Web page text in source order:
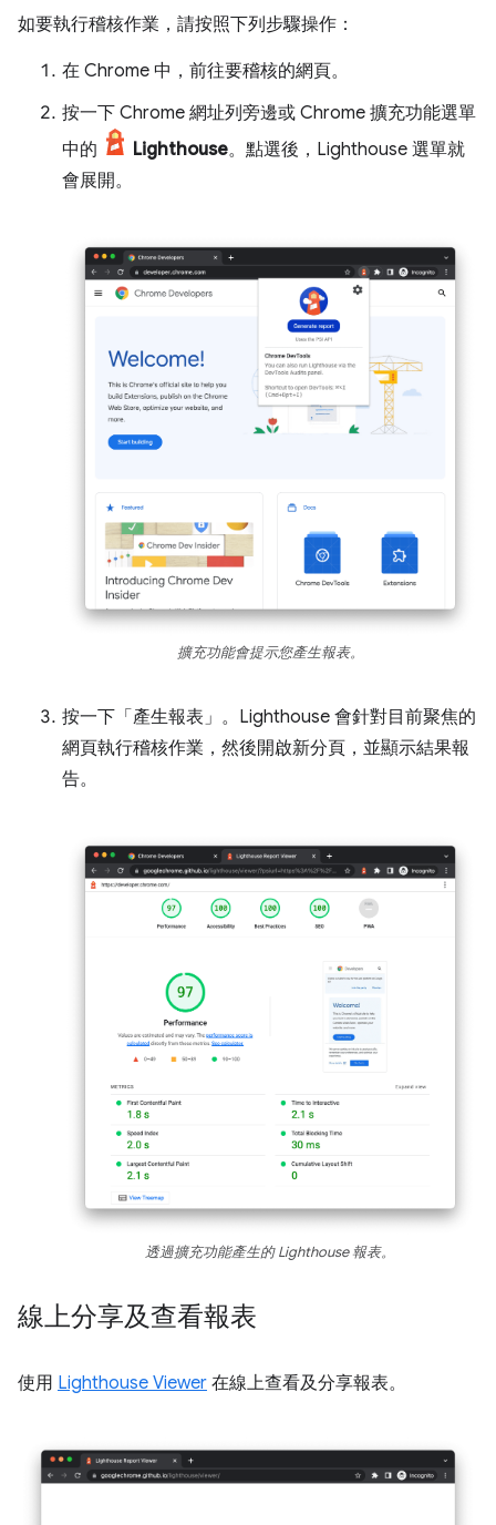
如要執行稽核作業，請按照下列步驟操作：
在 Chrome 中，前往要稽核的網頁。
按一下 Chrome 網址列旁邊或 Chrome 擴充功能選單
中的
Lighthouse。點選後，Lighthouse 選單就
會展開。
擴充功能會提示您產生報表。
按一下「產生報表」 。Lighthouse 會針對目前聚焦的
網頁執行稽核作業，然後開啟新分頁，並顯示結果報
告。
透過擴充功能產生的 Lighthouse 報表。
線上分享及查看報表
使用 Lighthouse Viewer 在線上查看及分享報表。